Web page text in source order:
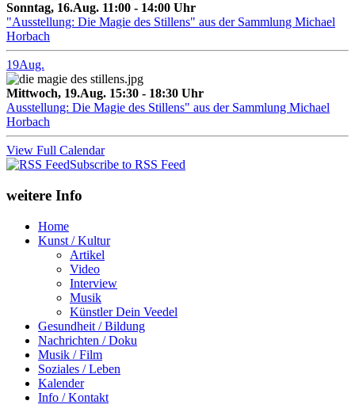
Sonntag, 16.Aug. 11:00 - 14:00 Uhr
"Ausstellung: Die Magie des Stillens" aus der Sammlung Michael
Horbach
19Aug.
Mittwoch, 19.Aug. 15:30 - 18:30 Uhr
Ausstellung: Die Magie des Stillens" aus der Sammlung Michael
Horbach
View Full Calendar
Subscribe to RSS Feed
weitere Info
Home
Kunst / Kultur
Artikel
Video
Interview
Musik
Künstler Dein Veedel
Gesundheit / Bildung
Nachrichten / Doku
Musik / Film
Soziales / Leben
Kalender
Info / Kontakt